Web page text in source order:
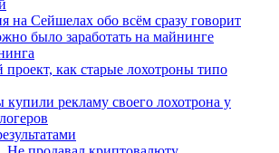
на Сейшелах обо всём сразу говорит
было заработать на майнинге
как старые лохотроны типо
купили рекламу своего лохотрона у